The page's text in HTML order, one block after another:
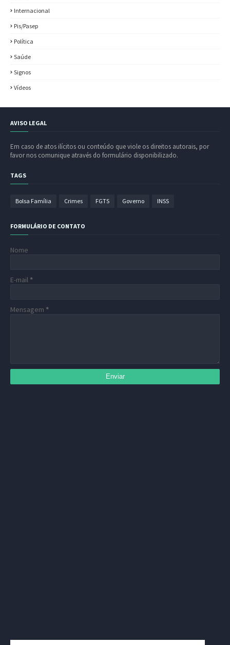
Internacional
Pis/Pasep
Política
Saúde
Signos
Vídeos
AVISO LEGAL
Em caso de atos ilícitos ou conteúdo que viole os direitos autorais, por
favor nos comunique através do formulário disponibilizado.
TAGS
Bolsa Família Crimes FGTS Governo INSS
FORMULÁRIO DE CONTATO
Nome
E-mail *
Mensagem *